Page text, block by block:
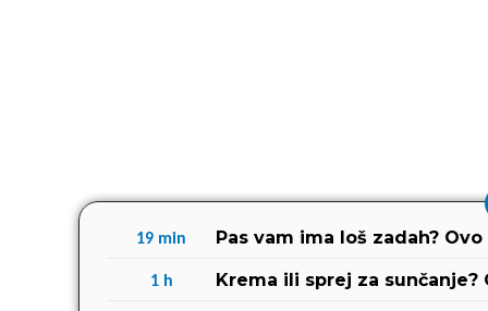
19 min Pas vam ima loš zadah?
1 h Krema ili sprej za